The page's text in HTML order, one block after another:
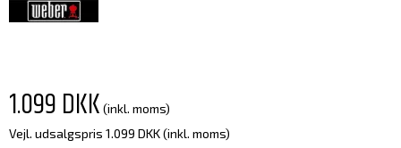
1.099 DKK (inkl. moms)
Vejl. udsalgspris 1.099 DKK(inkl. moms)